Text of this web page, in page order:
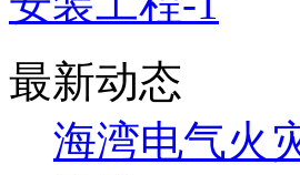
最新动态
海湾电气火